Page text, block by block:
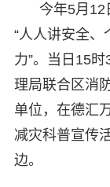
今年5月12
“人人讲安全
力”。当日15
理局联合区消
单位，在德汇
减灾科普宣传
边。